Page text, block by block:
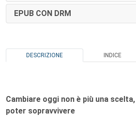
EPUB CON DRM
DESCRIZIONE INDICE
Cambiare oggi non è più una
poter sopravvivere